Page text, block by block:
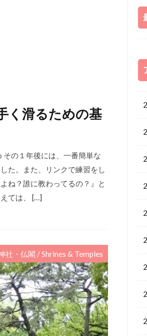
く滑るための基
の１年後には、一番簡単な
た。また、リンクで練習をし
ね？誰に教わってるの？』と
ては、 […]
社・仏閣 / Shrines & Temples